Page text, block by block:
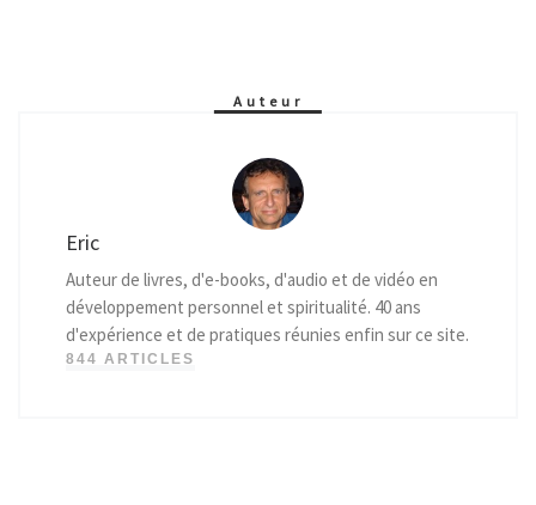
Auteur
Eric
Auteur de livres, d'e-books, d'audio et de vidéo en
développement personnel et spiritualité. 40 ans
d'expérience et de pratiques réunies enfin sur ce site.
844 ARTICLES